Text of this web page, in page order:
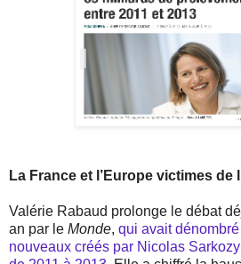
La France et l’Europe victimes de
Valérie Rabaud prolonge le débat
an par le Monde, qui avait
nouveaux créés par Nicolas